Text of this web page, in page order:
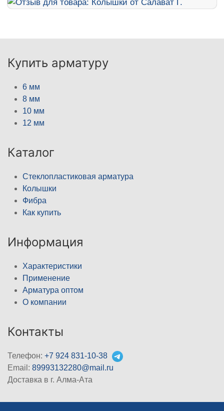
Купить арматуру
6 мм
8 мм
10 мм
12 мм
Каталог
Стеклопластиковая арматура
Колышки
Фибра
Как купить
Информация
Характеристики
Применение
Арматура оптом
О компании
Контакты
Телефон: +7 924 831-10-38
Email: 89993132280@mail.ru
Доставка в г. Алма-Ата